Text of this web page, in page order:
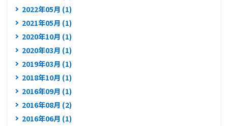
2022年05月 (1)
2021年05月 (1)
2020年10月 (1)
2020年03月 (1)
2019年03月 (1)
2018年10月 (1)
2016年09月 (1)
2016年08月 (2)
2016年06月 (1)